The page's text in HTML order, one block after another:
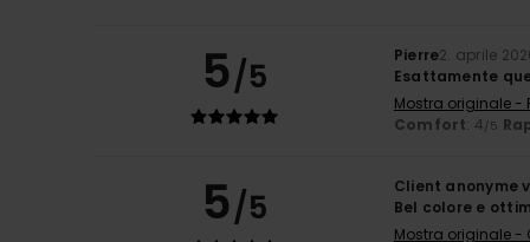
5/5 Pierre2. aprile
Esattamente
Mostra originale -
Comfort: 4/5
5/5 Client anonyme
Bel colore e
Mostra originale -